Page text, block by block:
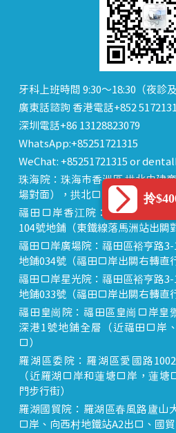
牙科上班時間 9:30～18:30（夜診
廣東話諮詢 香港電話+852
深圳電話+86 13128823079
WhatsApp:+85251721315
WeChat: +85251721315 or
珠海院：珠海市香洲區 拱北中建
場對面），拱北口岸步行8分鐘直
福田口岸香江院：福田區福田
104號地鋪（東鐵線落馬洲站出關
福田口岸廣場院：福田區裕亨路
地鋪034號（福田口岸出關右轉直
福田口岸星光院：福田區裕亨路
地鋪033號（福田口岸出關右轉直
福田皇崗院：福田區皇崗口岸皇
深港1號地鋪全層（近福田口岸
口）
羅湖區委院：羅湖區愛國路
（近羅湖口岸和蓮塘口岸，蓮塘
門步行街）
羅湖國貿院：羅湖區春風路廬山
口岸、向西村地鐵站A2出口、國貿
拎